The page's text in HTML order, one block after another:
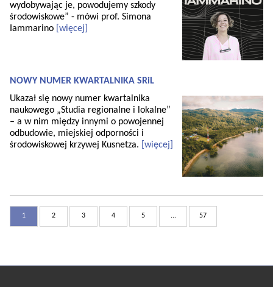
wydobywając je, powodujemy szkody
środowiskowe” - mówi prof. Simona
Iammarino [więcej]
NOWY NUMER KWARTALNIKA SRiL
Ukazał się nowy numer kwartalnika
naukowego „Studia regionalne i lokalne”
– a w nim między innymi o powojennej
odbudowie, miejskiej odporności i
środowiskowej krzywej Kusnetza.
[więcej]
1 2 3 4 5 ... 57